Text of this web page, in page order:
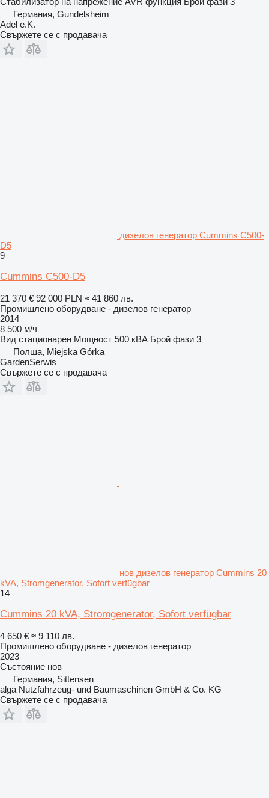
Германия, Gundelsheim
Adel e.K.
Свържете се с продавача
дизелов генератор Cummins C500-
D5
9
Cummins C500-D5
21 370 € 92 000 PLN ≈ 41 860 лв.
Промишлено оборудване - дизелов генератор
2014
8 500 м/ч
Вид стационарен Мощност 500 кВА Брой фази 3
Полша, Miejska Górka
GardenSerwis
Свържете се с продавача
нов дизелов генератор Cummins 20
kVA, Stromgenerator, Sofort verfügbar
14
Cummins 20 kVA, Stromgenerator, Sofort verfügbar
4 650 € ≈ 9 110 лв.
Промишлено оборудване - дизелов генератор
2023
Състояние нов
Германия, Sittensen
alga Nutzfahrzeug- und Baumaschinen GmbH & Co. KG
Свържете се с продавача